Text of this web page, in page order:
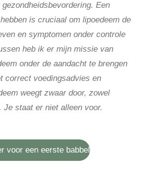
Een
is cruciaal om lipoedeem de
en symptomen onder controle
heb ik er mijn missie van
onder de aandacht te brengen
correct voedingsadvies en
weegt zwaar door, zowel
staat er niet alleen voor.
voor een eerste babbel